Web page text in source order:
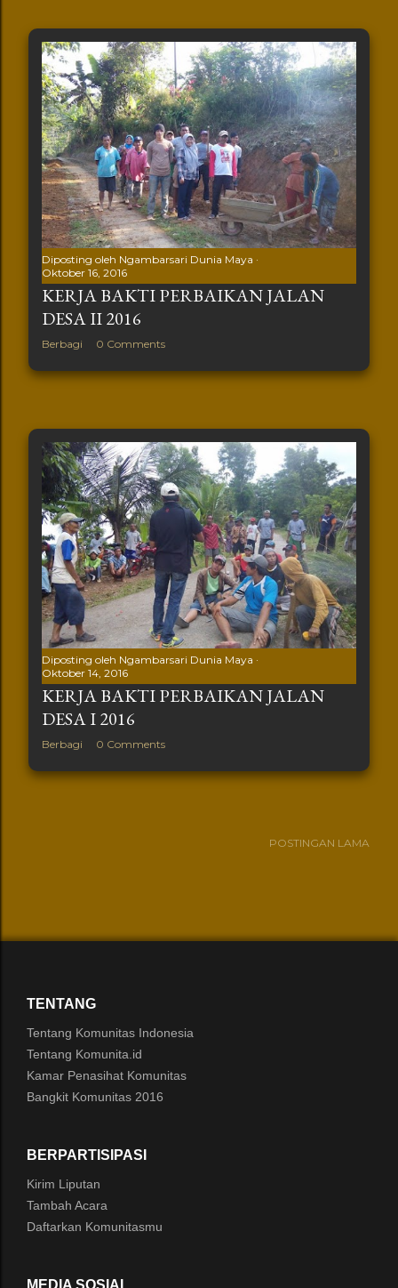
Diposting oleh Ngambarsari Dunia Maya
Oktober 16, 2016
KERJA BAKTI PERBAIKAN JALAN
DESA II 2016
Berbagi 0 Comments
Diposting oleh Ngambarsari Dunia Maya
Oktober 14, 2016
KERJA BAKTI PERBAIKAN JALAN
DESA I 2016
Berbagi 0 Comments
POSTINGAN LAMA
TENTANG
Tentang Komunitas Indonesia
Tentang Komunita.id
Kamar Penasihat Komunitas
Bangkit Komunitas 2016
BERPARTISIPASI
Kirim Liputan
Tambah Acara
Daftarkan Komunitasmu